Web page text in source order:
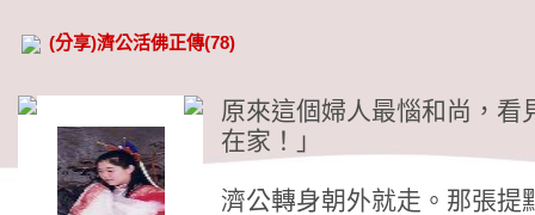
(分享)濟公活佛正傳(78)
原來這個婦人最惱和尚，看
在家！」
濟公轉身朝外就走。那張提